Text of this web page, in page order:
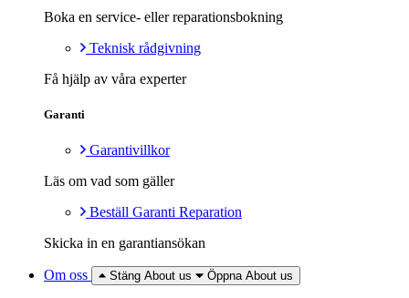
Boka en service- eller reparationsbokning
Teknisk rådgivning
Få hjälp av våra experter
Garanti
Garantivillkor
Läs om vad som gäller
Beställ Garanti Reparation
Skicka in en garantiansökan
Om oss Stäng About us Öppna About us